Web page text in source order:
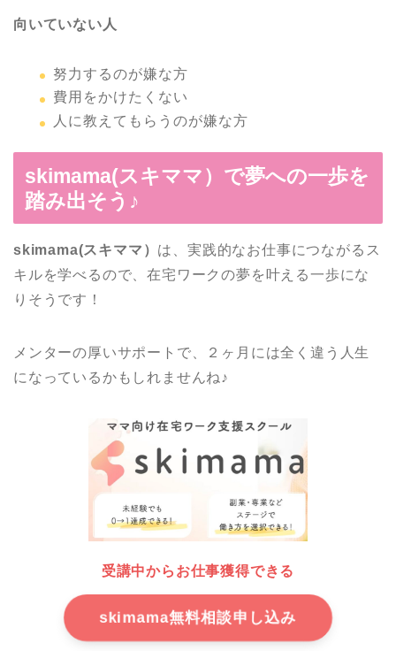
向いていない人
努力するのが嫌な方
費用をかけたくない
人に教えてもらうのが嫌な方
skimama(スキママ）で夢への一歩を
踏み出そう♪
skimama(スキママ） は、実践的なお仕事につながるス
キルを学べるので、在宅ワークの夢を叶える一歩にな
りそうです！
メンターの厚いサポートで、２ヶ月には全く違う人生
になっているかもしれませんね♪
受講中からお仕事獲得できる
skimama無料相談申し込み